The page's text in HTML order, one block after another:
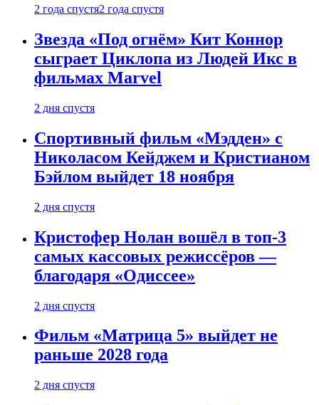
2 года спустя2 года спустя
Звезда «Под огнём» Кит Коннор
сыграет Циклопа из Людей Икс в
фильмах Marvel
2 дня спустя
Спортивный фильм «Мэдден» с
Николасом Кейджем и Кристианом
Бэйлом выйдет 18 ноября
2 дня спустя
Кристофер Нолан вошёл в топ-3
самых кассовых режиссёров —
благодаря «Одиссее»
2 дня спустя
Фильм «Матрица 5» выйдет не
раньше 2028 года
2 дня спустя